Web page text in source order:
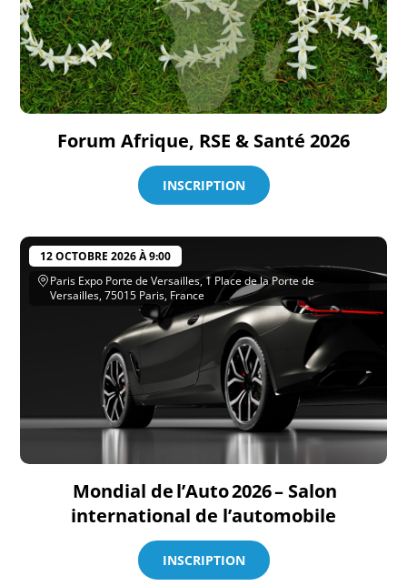
Forum Afrique, RSE & Santé 2026
INSCRIPTION
12 OCTOBRE 2026 À 9:00
Paris Expo Porte de Versailles, 1 Place de la Porte de
Versailles, 75015 Paris, France
Mondial de l’Auto 2026 – Salon
international de l’automobile
INSCRIPTION